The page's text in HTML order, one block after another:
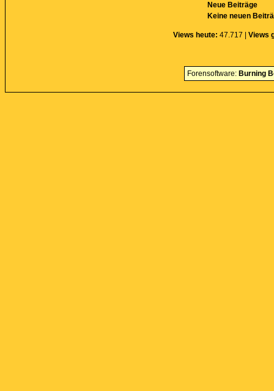
Neue Beiträge
Keine neuen
Views heute: 47.717 | Views
Forensoftware: Burning